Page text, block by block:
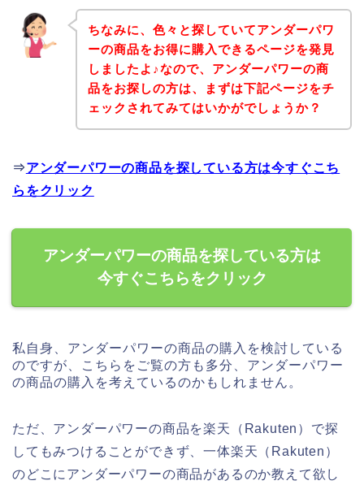
ちなみに、色々と探していてアンダーパワ
ーの商品をお得に購入できるページを発見
しましたよ♪なので、アンダーパワーの商
品をお探しの方は、まずは下記ページをチ
ェックされてみてはいかがでしょうか？
⇒アンダーパワーの商品を探している方は今すぐこち
らをクリック
アンダーパワーの商品を探している方は
今すぐこちらをクリック
私自身、アンダーパワーの商品の購入を検討している
のですが、こちらをご覧の方も多分、アンダーパワー
の商品の購入を考えているのかもしれません。
ただ、アンダーパワーの商品を楽天（Rakuten）で探
してもみつけることができず、一体楽天（Rakuten）
のどこにアンダーパワーの商品があるのか教えて欲し